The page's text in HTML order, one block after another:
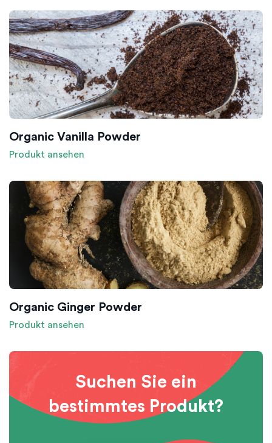
Organic Vanilla Powder
Produkt ansehen
Organic Ginger Powder
Produkt ansehen
Suchen Sie ein
bestimmtes Produkt?